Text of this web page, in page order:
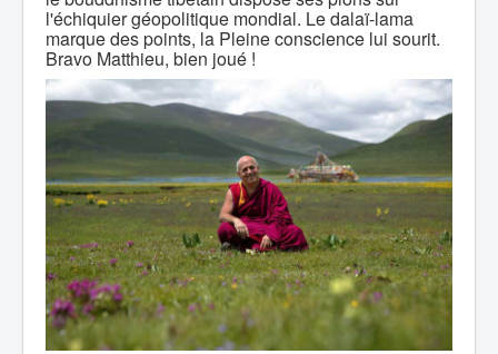
l'échiquier géopolitique mondial. Le dalaï-lama
marque des points, la Pleine conscience lui sourit.
Bravo Matthieu, bien joué !